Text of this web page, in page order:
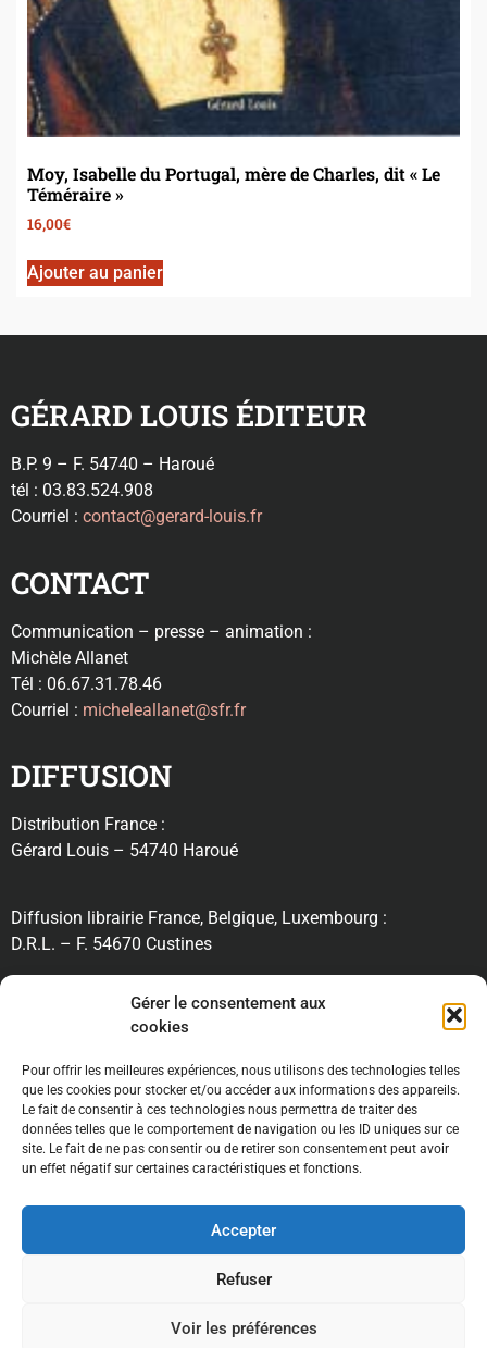
Gérer le consentement aux
cookies
Pour offrir les meilleures expériences, nous utilisons des technologies telles
que les cookies pour stocker et/ou accéder aux informations des appareils.
Le fait de consentir à ces technologies nous permettra de traiter des
données telles que le comportement de navigation ou les ID uniques sur ce
site. Le fait de ne pas consentir ou de retirer son consentement peut avoir
un effet négatif sur certaines caractéristiques et fonctions.
Accepter
Refuser
Voir les préférences
Moy, Isabelle du Portugal, mère de Charles, dit « Le
Téméraire »
16,00€
Ajouter au panier
GÉRARD LOUIS ÉDITEUR
B.P. 9 – F. 54740 – Haroué
tél : 03.83.524.908
Courriel : contact@gerard-louis.fr
CONTACT
Communication – presse – animation :
Michèle Allanet
Tél : 06.67.31.78.46
Courriel : micheleallanet@sfr.fr
DIFFUSION
Distribution France :
Gérard Louis – 54740 Haroué
Diffusion librairie France, Belgique, Luxembourg :
D.R.L. – F. 54670 Custines
RECHERCHE
INFORMATIONS
Conditions générales de ventes